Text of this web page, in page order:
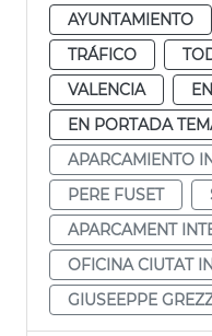
AYUNTAMIENTO
TRÁFICO
VALENCIA
EN PORTADA
APARCAMIENTO
PERE FUSET
APARCAMENT
OFICINA CIUTAT
GIUSEEPPE